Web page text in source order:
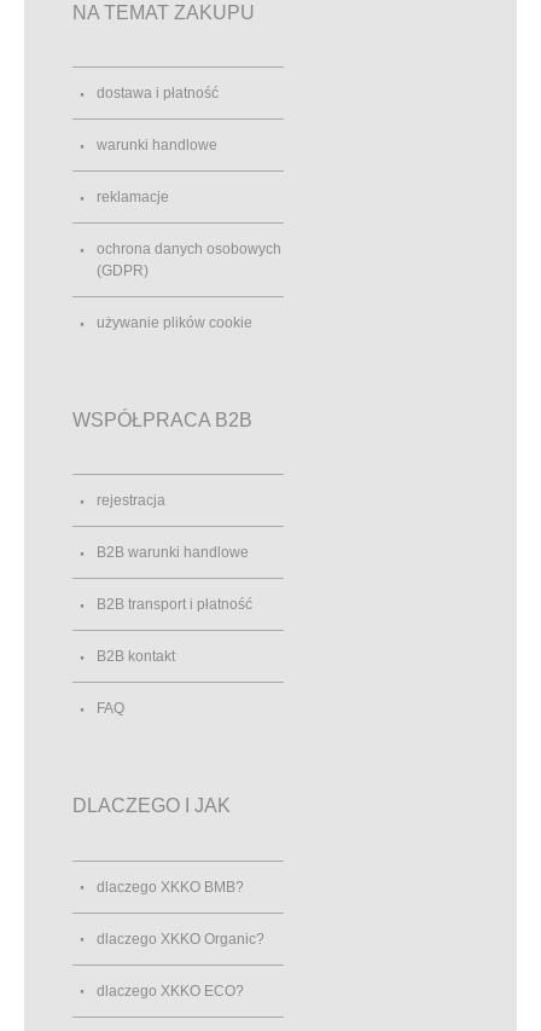
NA TEMAT ZAKUPU
dostawa i płatność
warunki handlowe
reklamacje
ochrona danych osobowych
(GDPR)
używanie plików cookie
WSPÓŁPRACA B2B
rejestracja
B2B warunki handlowe
B2B transport i płatność
B2B kontakt
FAQ
DLACZEGO I JAK
dlaczego XKKO BMB?
dlaczego XKKO Organic?
dlaczego XKKO ECO?